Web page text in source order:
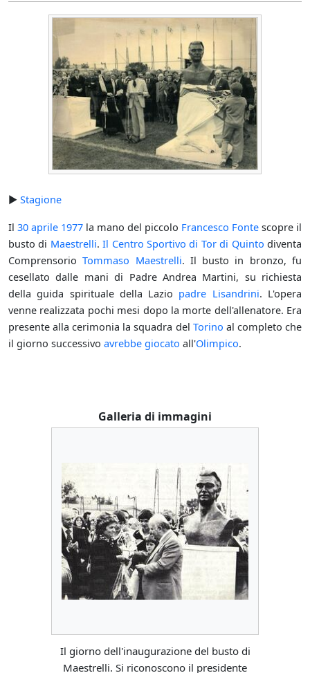
► Stagione
Il 30 aprile 1977 la mano del piccolo Francesco Fonte scopre il
busto di Maestrelli.Il Centro Sportivo di Tor di Quinto diventa
ComprensorioTommaso Maestrelli. Il busto in bronzo, fu
cesellato dalle mani di Padre Andrea Martini, su richiesta
della guida spirituale della Lazio padre Lisandrini. L'opera
venne realizzata pochi mesi dopo la morte dell'allenatore. Era
presente alla cerimonia la squadra del Torino al completo che
il giorno successivo avrebbe giocato all'Olimpico.
Galleria di immagini
Il giorno dell'inaugurazione del busto di
Maestrelli. Si riconoscono il presidente